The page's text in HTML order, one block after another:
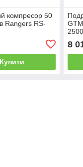
компресор 50
Rangers RS-
Купити
8